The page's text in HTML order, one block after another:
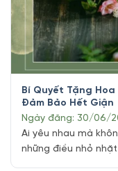
Bí Quyết Tặng Hoa
Đảm Bảo Hết Giận
Ngày đăng: 30/06/
Ai yêu nhau mà
những điều nhỏ